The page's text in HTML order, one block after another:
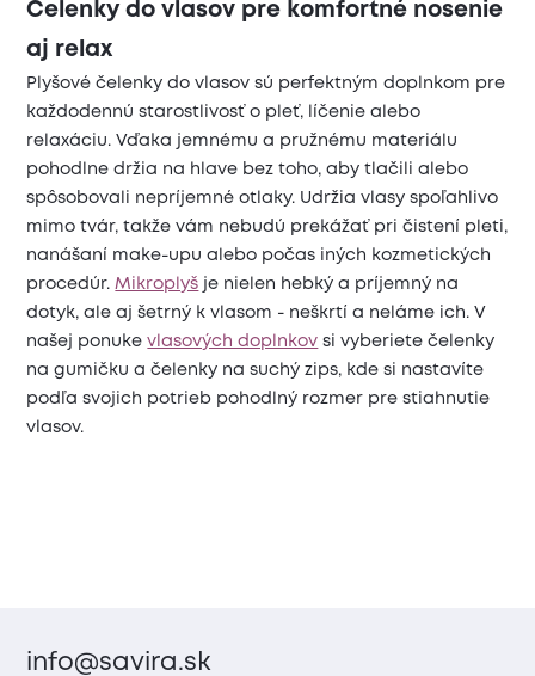
Čelenky do vlasov pre komfortné nosenie
aj relax
Plyšové čelenky do vlasov sú perfektným doplnkom pre
každodennú starostlivosť o pleť, líčenie alebo
relaxáciu. Vďaka jemnému a pružnému materiálu
pohodlne držia na hlave bez toho, aby tlačili alebo
spôsobovali nepríjemné otlaky. Udržia vlasy spoľahlivo
mimo tvár, takže vám nebudú prekážať pri čistení pleti,
nanášaní make-upu alebo počas iných kozmetických
procedúr. Mikroplyš je nielen hebký a príjemný na
dotyk, ale aj šetrný k vlasom - neškrtí a neláme ich. V
našej ponukevlasových doplnkov si vyberiete čelenky
na gumičku a čelenky na suchý zips, kde si nastavíte
podľa svojich potrieb pohodlný rozmer pre stiahnutie
vlasov.
info@savira.sk